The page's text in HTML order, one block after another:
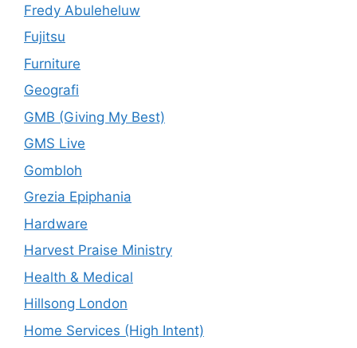
Fredy Abuleheluw
Fujitsu
Furniture
Geografi
GMB (Giving My Best)
GMS Live
Gombloh
Grezia Epiphania
Hardware
Harvest Praise Ministry
Health & Medical
Hillsong London
Home Services (High Intent)